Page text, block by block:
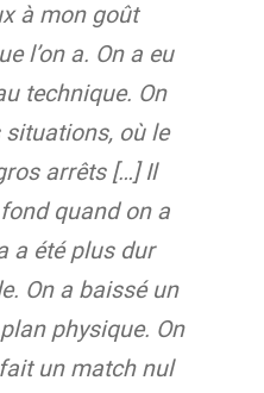
à mon goût
l’on a. On a eu
technique. On
où le
arrêts […] Il
quand on a
a été plus dur
On a baissé un
physique. On
un match nul